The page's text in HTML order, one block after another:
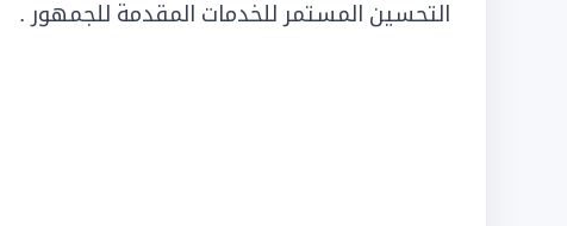
التحسين المستمر للخدمات المقدمة للجمهور .